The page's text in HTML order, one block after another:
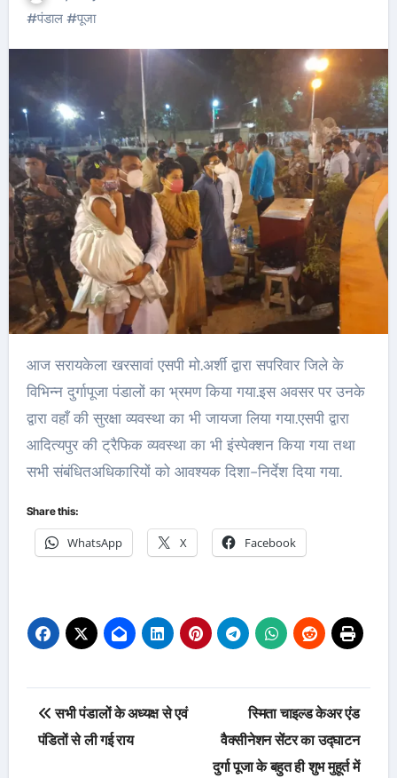
#पंडाल#पूजा
आज सरायकेला खरसावां एसपी मो.अर्शी द्वारा सपरिवार जिले के
विभिन्न दुर्गापूजा पंडालों का भ्रमण किया गया.इस अवसर पर उनके
द्वारा वहाँ की सुरक्षा व्यवस्था का भी जायजा लिया गया.एसपी द्वारा
आदित्यपुर की ट्रैफिक व्यवस्था का भी इंस्पेक्शन किया गया तथा
सभी संबंधितअधिकारियों को आवश्यक दिशा-निर्देश दिया गया.
Share this:
WhatsApp X Facebook
Post
navigation
सभी पंडालों के अध्यक्ष से एवं
पंडितों से ली गई राय
स्मिता चाइल्ड केअर एंड
वैक्सीनेशन सेंटर का उद्घाटन
दुर्गा पूजा के बहुत ही शुभ मुहूर्त में